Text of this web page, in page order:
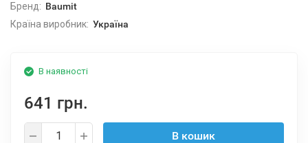
Бренд: Baumit
Країна виробник: Україна
В наявності
641 грн.
В кошик